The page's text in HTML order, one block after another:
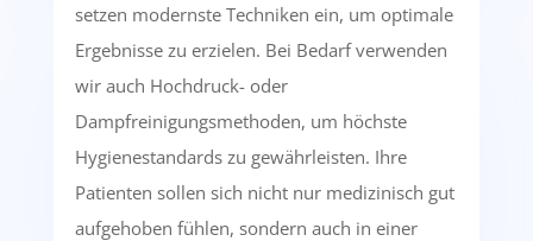
setzen modernste Techniken ein, um optimale
Ergebnisse zu erzielen. Bei Bedarf verwenden
wir auch Hochdruck- oder
Dampfreinigungsmethoden, um höchste
Hygienestandards zu gewährleisten. Ihre
Patienten sollen sich nicht nur medizinisch gut
aufgehoben fühlen, sondern auch in einer